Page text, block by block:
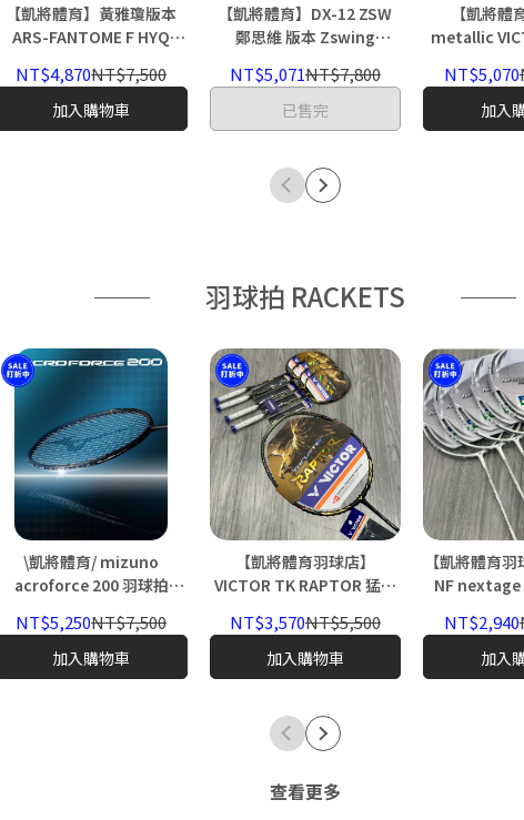
【凱將體育】黃雅瓊版本
ARS-FANTOME F HYQ
NT$4,870NT$7,500
加入購物車
【凱將體育】DX-12 ZSW
鄭思維 版本 Zswing
12 DX12
NT$5,071NT$7,800
已售完
【凱將體
metallic
NT$5,070
加入
羽球拍 RACKETS
\凱將體育/ mizuno
acroforce 200 羽球拍
本製 AF200 af200 (預購預
計到貨時間2026年8月)
NT$5,250NT$7,500
加入購物車
【凱將體育羽球店】
VICTOR TK RAPTOR 猛禽
2025 new
NT$3,570NT$5,500
加入購物車
【凱將體育
NT$2,940
加入
查看更多